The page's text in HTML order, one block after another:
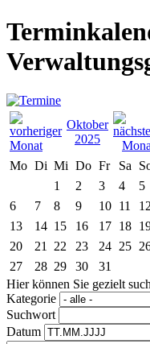
Oktober
2025
Mo Di Mi Do Fr Sa
1
2 3 4
5
6
7 8 9 10 11
12
13
14 15 16 17 18
20
21 22 23 24 25
27
28 29 30
31
Hier können Sie gezielt
Kategorie
Suchwort
Datum